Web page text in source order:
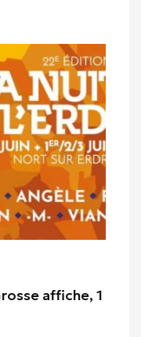
affiche, 1